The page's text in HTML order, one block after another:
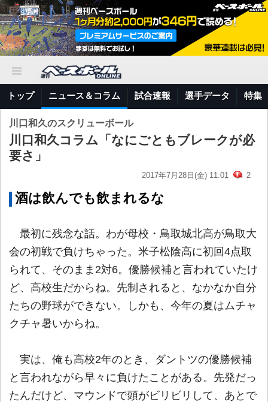
トップ ニュース＆コラム 試合速報 選手データ 特集
川口和久のスクリューボール
川口和久コラム「なにごともブレークが必
要さ」
2017年7月28日(金) 11:01 2
酒は飲んでも飲まれるな
最初に残念な話。わが母校・鳥取城北高が鳥取大
会の初戦で負けちゃった。米子松陰高に初回4点取
られて、そのまま2対6。優勝候補と言われていたけ
ど、高校生だからね。先制されると、なかなか自分
たちの野球ができない。しかも、今年の夏はムチャ
クチャ暑いからね。
実は、俺も高校2年のとき、ダントツの優勝候補
と言われながら早々に負けたことがある。先発だっ
たんだけど、マウンドで頭がビリビリして、あとで